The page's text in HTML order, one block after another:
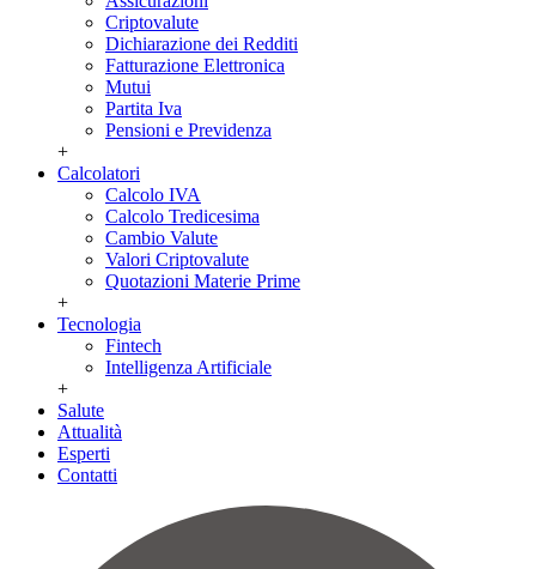
Criptovalute
Dichiarazione dei Redditi
Fatturazione Elettronica
Mutui
Partita Iva
Pensioni e Previdenza
+
Calcolatori
Calcolo IVA
Calcolo Tredicesima
Cambio Valute
Valori Criptovalute
Quotazioni Materie Prime
+
Tecnologia
Fintech
Intelligenza Artificiale
+
Salute
Attualità
Esperti
Contatti